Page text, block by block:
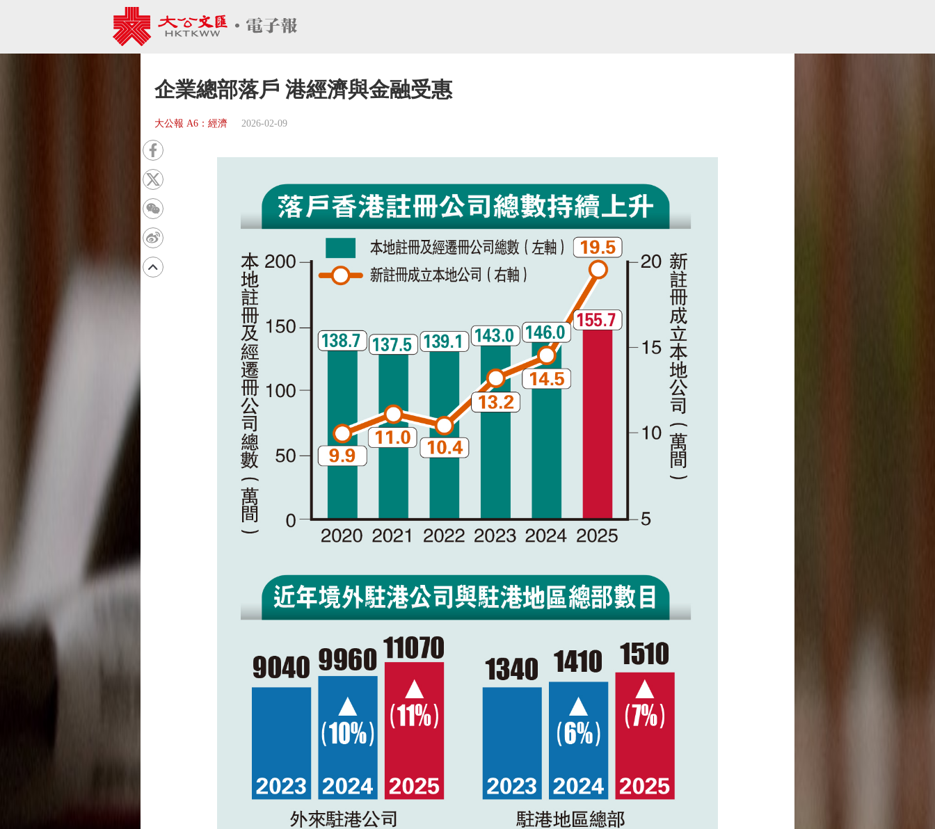
企業總部落戶 港經濟與金融受惠
大公報 A6：經濟 2026-02-09